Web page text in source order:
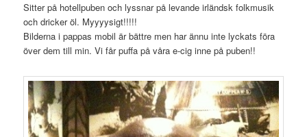
Sitter på hotellpuben och lyssnar på levande irländsk folkmusik
och dricker öl. Myyyysigt!!!!!
Bilderna i pappas mobil är bättre men har ännu inte lyckats föra
över dem till min. Vi får puffa på våra e-cig inne på puben!!